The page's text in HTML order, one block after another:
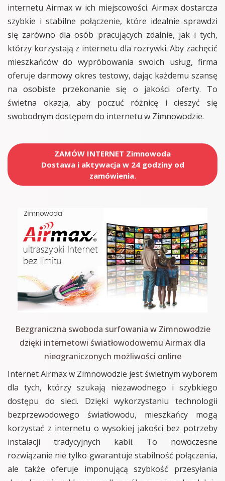
internetu Airmax w ich miejscowości. Airmax dostarcza
szybkie i stabilne połączenie, które idealnie sprawdzi
się zarówno dla osób pracujących zdalnie, jak i tych,
którzy korzystają z internetu dla rozrywki. Aby zachęcić
mieszkańców do wypróbowania swoich usług, firma
oferuje darmowy okres testowy, dając każdemu szansę
na osobiste przekonanie się o jakości oferty. To
świetna okazja, aby poczuć różnicę i cieszyć się
swobodnym dostępem do internetu w Zimnowodzie.
ZAMÓW INTERNET Zimnowoda
Dostawa i aktywacja w 24 godziny od
zamówienia.
Bezgraniczna swoboda surfowania w Zimnowodzie
dzięki internetowi światłowodowemu Airmax dla
nieograniczonych możliwości online
Internet Airmax w Zimnowodzie jest świetnym wyborem
dla tych, którzy szukają niezawodnego i szybkiego
dostępu do sieci. Dzięki wykorzystaniu technologii
bezprzewodowego światłowodu, mieszkańcy mogą
korzystać z internetu o wysokiej jakości bez potrzeby
instalacji tradycyjnych kabli. To nowoczesne
rozwiązanie nie tylko gwarantuje stabilność połączenia,
ale także oferuje imponującą szybkość przesyłania